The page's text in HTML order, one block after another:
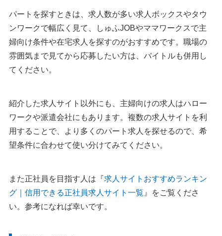
パートを探すときは、求人数が多い求人ボックスやタウ
ンワークで幅広く見て、しゅふJOBやママワークスで主
婦向け条件や在宅求人を探すのがおすすめです。職場の
雰囲気まで見てから応募したい方は、バイトルも併用し
てください。
紹介した求人サイト以外にも、主婦向けの求人はハロー
ワークや派遣会社にもあります。複数の求人サイトを利
用することで、より多くのパート求人を探せるので、希
望条件に合わせて使い分けてみてください。
また正社員を目指す人は『求人サイトおすすめランキン
グ｜信用できる正社員求人サイト一覧 』をご覧くださ
い。参考になれば幸いです。